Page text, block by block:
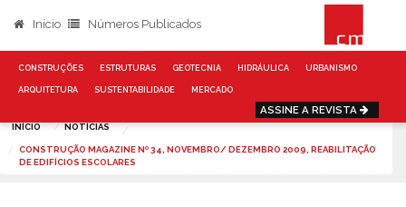
Início Números Publicados
CONSTRUÇÕES ESTRUTURAS GEOTECNIA HIDRÁULICA URBANISMO
ARQUITETURA SUSTENTABILIDADE MERCADO
ASSINE A REVISTA
INÍCIO NOTÍCIAS
CONSTRUÇÃO MAGAZINE Nº 34, NOVEMBRO/ DEZEMBRO 2009, REABILITAÇÃO
DE EDIFÍCIOS ESCOLARES